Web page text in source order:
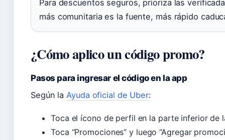
Para descuentos seguros, prioriza las
más comunitaria es la fuente, más rápido
¿Cómo aplico un código promo?
Pasos para ingresar el código en la app
Según laAyuda oficial de Uber:
Toca el ícono de perfil en la parte inferior de
Toca “Promociones” y luego “Agregar